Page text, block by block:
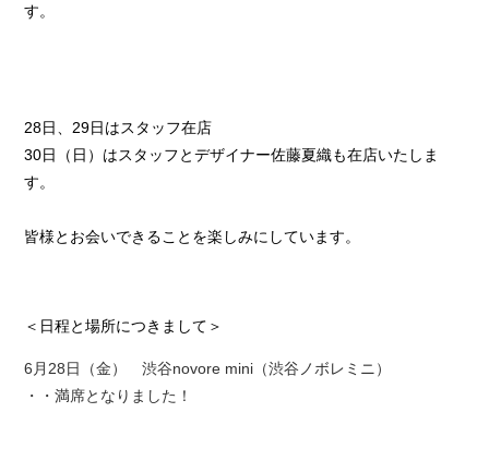
す。
28日、29日はスタッフ在店
30日（日）はスタッフとデザイナー佐藤夏織も在店いたしま
す。
皆様とお会いできることを楽しみにしています。
＜日程と場所につきまして＞
6月28日（金） 渋谷novore mini（渋谷ノボレミニ）
・・満席となりました！